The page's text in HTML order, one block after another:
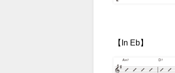
【In Eb】